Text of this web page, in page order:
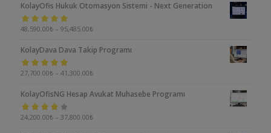
KolayOfis Hukuk Otomasyon Sistemi - Next Generation
5 üzerinden
48,590.00₺ – 95,485.00₺
KolayDava Dava Takip Programı
5 üzerinden
27,700.00₺ – 41,300.00₺
KolayOfisNG Hesap Avukat Muhasebe Programı
5
24,200.00₺ – 37,800.00₺